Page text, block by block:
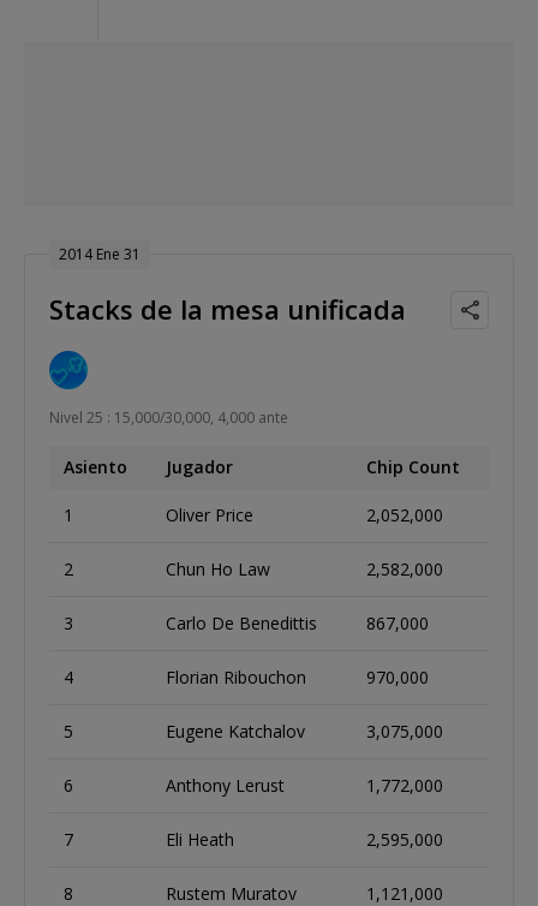
2014 Ene 31
Stacks de la mesa unificada
Nivel 25 : 15,000/30,000, 4,000 ante
Asiento Jugador Chip Count
1 Oliver Price 2,052,000
2 Chun Ho Law 2,582,000
3 Carlo De Benedittis 867,000
4 Florian Ribouchon 970,000
5 Eugene Katchalov 3,075,000
6 Anthony Lerust 1,772,000
7 Eli Heath 2,595,000
8 Rustem Muratov 1,121,000